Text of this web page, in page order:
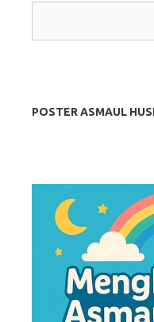
POSTER ASMAUL